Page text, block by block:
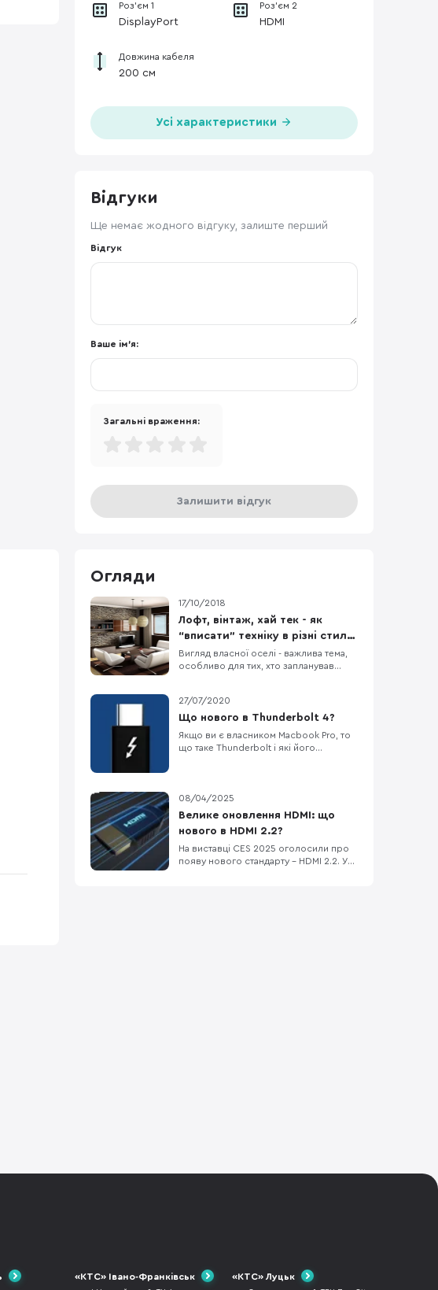
Роз'єм 1
DisplayPort
Роз'єм 2
HDMI
Довжина кабеля
200 см
Усі характеристики
Відгуки
Ще немає жодного відгуку, залиште перший
Відгук
Ваше ім'я:
Загальні враження:
Залишити відгук
Огляди
17/10/2018
Лофт, вінтаж, хай тек - як
“вписати” техніку в різні стилі
інтер’єру?
Вигляд власної оселі - важлива тема,
особливо для тих, хто запланував
бюджету диктують умови планування,
кожен намагається заощадити якомога
побутовій техніці, яка є одним із
основних функціональних ел
27/07/2020
Що нового в Thunderbolt 4?
Якщо ви є власником Macbook Pro, то
що таке Thunderbolt і які його
це спільна розробка компаній Apple та
Intel. Цей інтерфейс “упакований” в
порт USB Type-C, але це зовсім не
означає, що ус
08/04/2025
Велике оновлення HDMI: що
нового в HDMI 2.2?
На виставці CES 2025 оголосили про
появу нового стандарту – HDMI 2.2. У
«КТС» Івано-Франківськ «КТС» Луцьк